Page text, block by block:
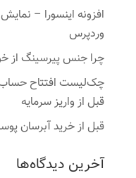
افزونه اینسورا –
وردپرس
چرا جنس پیرسینگ از
قبل از واریز سرمایه
قبل از خرید آبرسان
آخرین دیدگاه‌ها